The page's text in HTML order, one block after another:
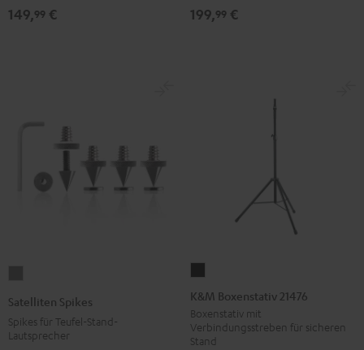
149,99 € 199,99 €
Spikes
Satelliten Spikes
Spikes für Teufel-Stand-
Lautsprecher
Boxenstativ
21476
Schwarz
K&M Boxenstativ 21476
Boxenstativ mit
Verbindungsstreben für sicheren
Stand